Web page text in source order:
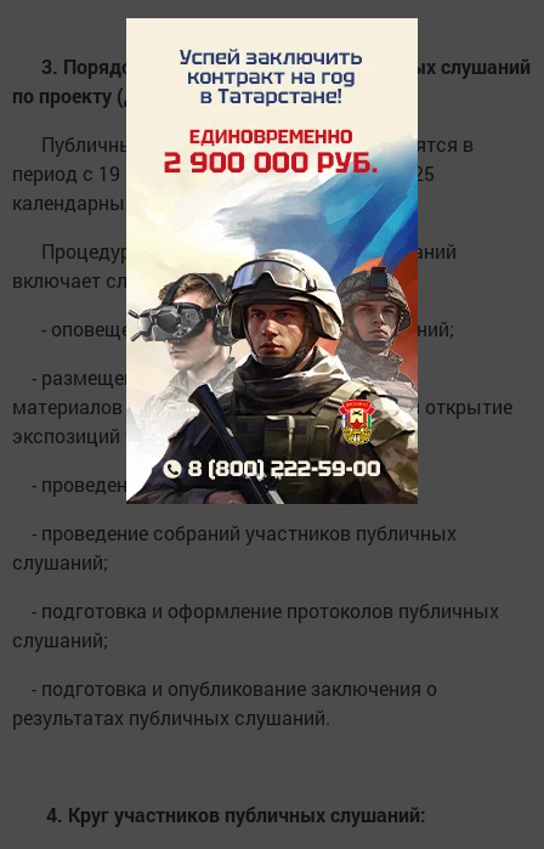
3. Порядок и сроки проведения публичных слушаний
по проекту (далее - публичные слушания):
Публичные слушания по проекту проводятся в
период с 19 мая 2026 г. по 12 июня 2026 г. (25
календарных дней).
Процедура проведения публичных слушаний
включает следующие этапы:
- оповещение о начале публичных слушаний;
- размещение проекта и информационных
материалов к нему на официальном сайте и открытие
экспозиций такого проекта;
- проведение экспозиций проекта;
- проведение собраний участников публичных
слушаний;
- подготовка и оформление протоколов публичных
слушаний;
- подготовка и опубликование заключения о
результатах публичных слушаний.
4. Круг участников публичных слушаний: